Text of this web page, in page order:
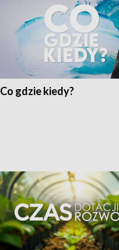
Co gdzie kiedy?